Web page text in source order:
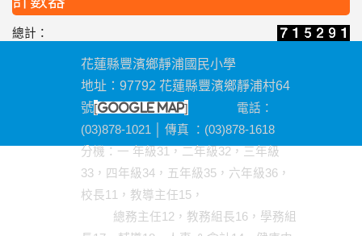
總計：
花蓮縣豐濱鄉靜浦國民小學
地址：97792 花蓮縣豐濱鄉靜浦村64
號[google map]
電話：
(03)878-1021 │ 傳真 ：(03)878-1618
分機 ：一 年級31，二年級32，三年級
33，四年級34，五年級35，六年級36，
校長11，教導主任15，
總務主任12，教務組長16，學務組